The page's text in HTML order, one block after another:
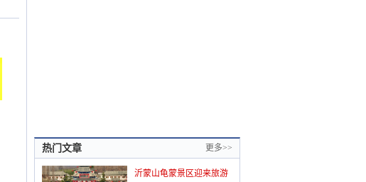
热门文章 更多>>
沂蒙山龟蒙景区迎来旅游